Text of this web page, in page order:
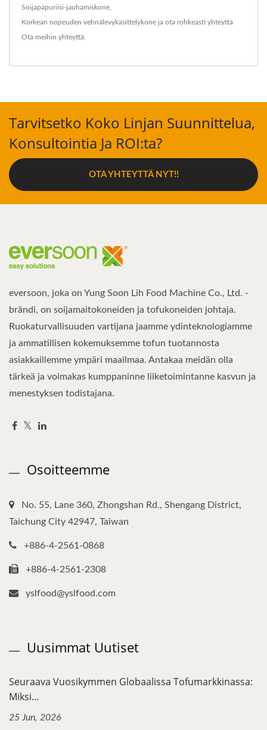
Soijapapuriisi-jauhamiskone,
Korkean nopeuden vehnälevykäsittelykone ja ota rohkeasti yhteyttä
Ota meihin yhteyttä.
Tarvitsetko Koko Linjan Suunnittelua,
Konsultointia Ja ROI:ta?
OTA YHTEYTTÄ NYT!!
eversoon, joka on Yung Soon Lih Food Machine Co., Ltd. -
brändi, on soijamaitokoneiden ja tofukoneiden johtaja.
Ruokaturvallisuuden vartijana jaamme ydinteknologiamme
ja ammatillisen kokemuksemme tofun tuotannosta
asiakkaillemme ympäri maailmaa. Antakaa meidän olla
tärkeä ja voimakas kumppaninne liiketoimintanne kasvun ja
menestyksen todistajana.
Osoitteemme
No. 55, Lane 360, Zhongshan Rd., Shengang District,
Taichung City 42947, Taiwan
+886-4-2561-0868
+886-4-2561-2308
yslfood@yslfood.com
Uusimmat Uutiset
Seuraava Vuosikymmen Globaalissa Tofumarkkinassa:
Miksi...
25 Jun, 2026